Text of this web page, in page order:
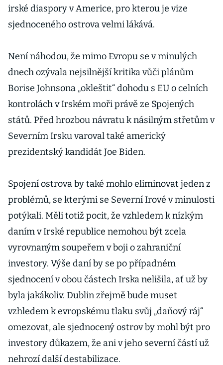
irské diaspory v Americe, pro kterou je vize
sjednoceného ostrova velmi lákává.
Není náhodou, že mimo Evropu se v minulých
dnech ozývala nejsilnější kritika vůči plánům
Borise Johnsona „okleštit“ dohodu s EU o celních
kontrolách v Irském moři právě ze Spojených
států. Před hrozbou návratu k násilným střetům v
Severním Irsku varoval také americký
prezidentský kandidát Joe Biden.
Spojení ostrova by také mohlo eliminovat jeden z
problémů, se kterými se Severní Irové v minulosti
potýkali. Měli totiž pocit, že vzhledem k nízkým
daním v Irské republice nemohou být zcela
vyrovnaným soupeřem v boji o zahraniční
investory. Výše daní by se po případném
sjednocení v obou částech Irska nelišila, ať už by
byla jakákoliv. Dublin zřejmě bude muset
vzhledem k evropskému tlaku svůj „daňový ráj“
omezovat, ale sjednocený ostrov by mohl být pro
investory důkazem, že ani v jeho severní částí už
nehrozí další destabilizace.